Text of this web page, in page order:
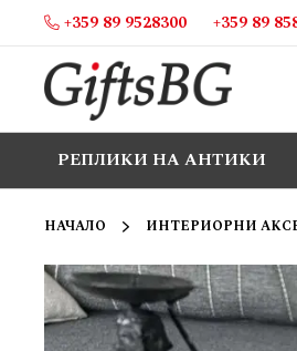
Прескачане
съдържанието
+359 89 9528300 +359 89
РЕПЛИКИ НА АНТИКИ
НАЧАЛО ИНТЕРИОРНИ